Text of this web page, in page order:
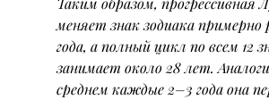
меняет знак зодиака примерно
года, а полный цикл по всем 12
занимает около 28 лет.
среднем каждые 2–3 года она